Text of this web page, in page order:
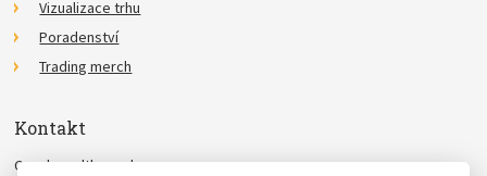
Vizualizace trhu
Poradenství
Trading merch
Kontakt
Czechwealth, spol. s r.o.